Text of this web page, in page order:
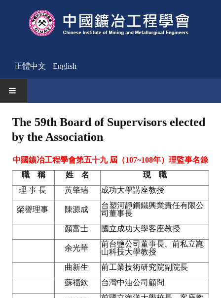
正體中文 English
News
Activities Notice
Member
ABOUT
Director's words
The 59th Board of Supervisors elected
by the Association
中國鑛冶工程學會第五十九 屆（107~108年）理監事名錄
職 稱
姓 名
現 職
理 事 長
黃肇瑞 成功大學講座教授
榮譽理事 陳源成
台塑河靜鋼鐵興業責任有限公
司董事長
顏富士
國立成功大學客座教授
余光華
前台鹽公司董事長、前私立崑
山科技大學教授
曲新生
前工業技術研究院副院長
蘇福欽
台灣中油公司顧問